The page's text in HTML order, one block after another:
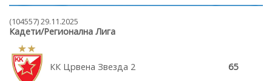
(104557) 29.11.2025
Кадети/Регионална Лига
КК Црвена Звезда 2 65